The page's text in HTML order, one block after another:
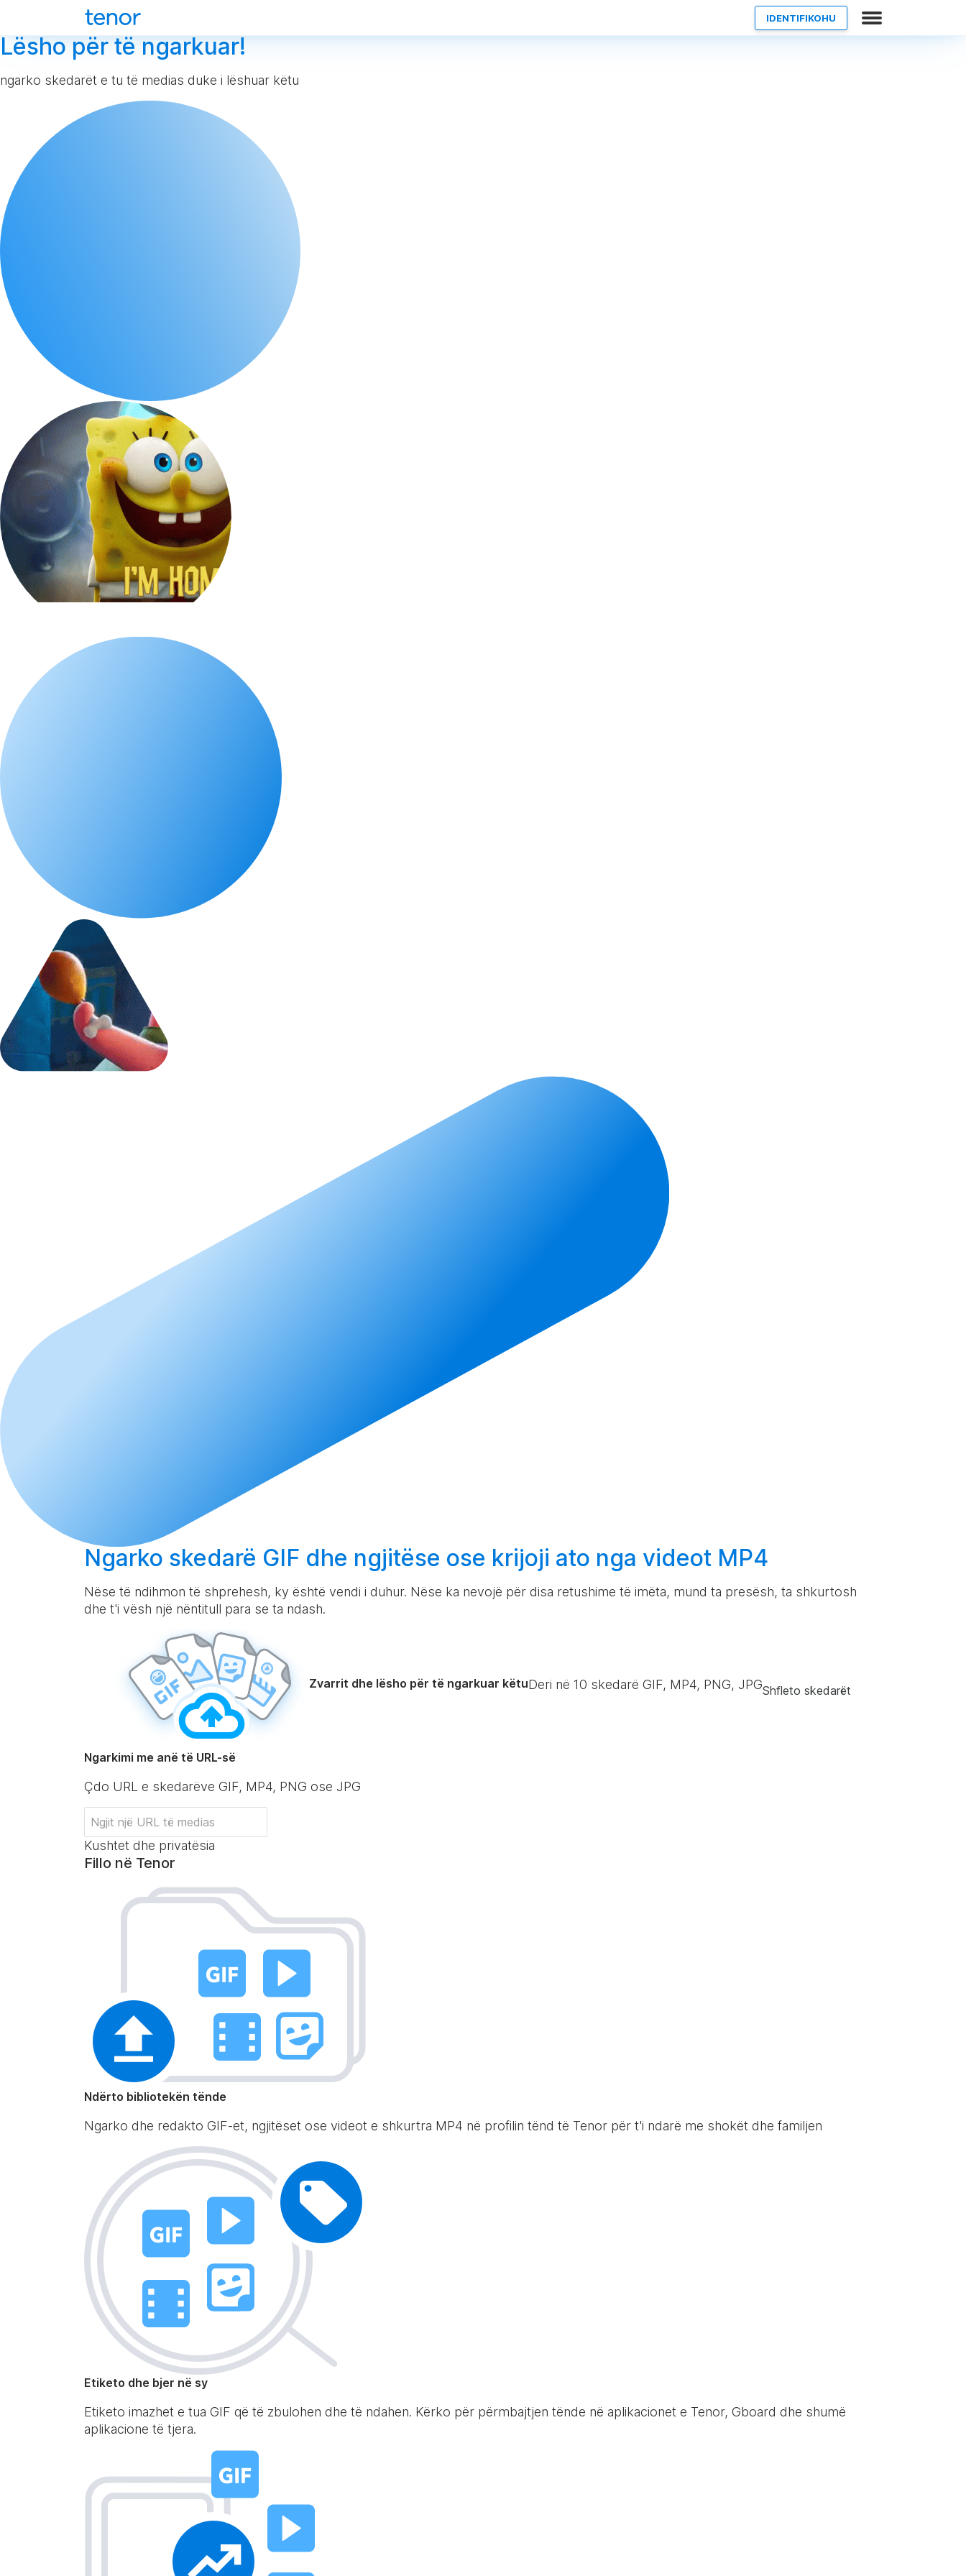
IDENTIFIKOHU
Lësho për të ngarkuar!
ngarko skedarët e tu të medias duke i lëshuar këtu
Ngarko skedarë GIF dhe ngjitëse ose krijoji ato nga videot MP4
Nëse të ndihmon të shprehesh, ky është vendi i duhur. Nëse ka nevojë për disa retushime të imëta, mund ta presësh, ta shkurtosh
dhe t'i vësh një nëntitull para se ta ndash.
Zvarrit dhe lësho për të ngarkuar këtuDeri në 10 skedarë GIF, MP4, PNG, JPGShfleto skedarët
Ngarkimi me anë të URL-së
Çdo URL e skedarëve GIF, MP4, PNG ose JPG
Kushtet dhe privatësia
Fillo në Tenor
Ndërto bibliotekën tënde
Ngarko dhe redakto GIF-et, ngjitëset ose videot e shkurtra MP4 në profilin tënd të Tenor për t'i ndarë me shokët dhe familjen
Etiketo dhe bjer në sy
Etiketo imazhet e tua GIF që të zbulohen dhe të ndahen. Kërko për përmbajtjen tënde në aplikacionet e Tenor, Gboard dhe shumë
aplikacione të tjera.